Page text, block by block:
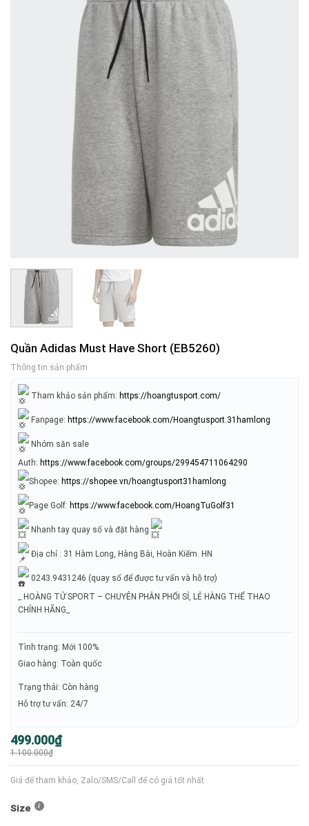
Quần Adidas Must Have Short (EB5260)
Thông tin sản phẩm
Tham khảo sản phẩm: https://hoangtusport.com/
Fanpage: https://www.facebook.com/Hoangtusport.31hamlong
Nhóm săn sale
Auth: https://www.facebook.com/groups/299454711064290
Shopee: https://shopee.vn/hoangtusport31hamlong
Page Golf: https://www.facebook.com/HoangTuGolf31
Nhanh tay quay số và đặt hàng
Địa chỉ : 31 Hàm Long, Hàng Bài, Hoàn Kiếm. HN
0243.9431246 (quay số để được tư vấn và hỗ trợ)
_ HOÀNG TỬ SPORT – CHUYÊN PHÂN PHỐI SỈ, LẺ HÀNG THỂ THAO
CHÍNH HÃNG_
Tình trạng: Mới 100%
Giao hàng: Toàn quốc
Trạng thái: Còn hàng
Hỗ trợ tư vấn: 24/7
1.100.000₫
Giá
gốc
là:
499.000₫
Giá
hiện
tại
Giá để tham khảo, Zalo/SMS/Call để có giá tốt nhất
Size